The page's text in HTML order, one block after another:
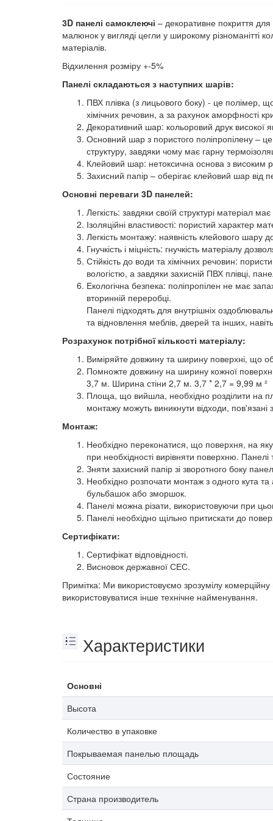
3D панелі самоклеючі – декоративне покриття
малюнок у вигляді цегли у широкому різноманітті
матеріалів.
Відхилення розміру +-5%
Панелі складаються з наступних шарів:
ПВХ плівка (з лицьового боку) - це полімер,
хімічних речовин, а за рахунок аморфності
Декоративний шар: кольоровий друк високої
Основний шар з пористого поліпропілену –
структуру, завдяки чому має гарну
Клейовий шар: нетоксична основа з високим
Захисний папір – оберігає клейовий шар від
Основні переваги 3D панелей:
Легкість: завдяки своїй структурі матеріал
Ізоляційні властивості: пористий характер
Легкість монтажу: наявність клейового шару
Гнучкість і міцність: гнучкість матеріалу
Стійкість до води та хімічних речовин:
вологістю, а завдяки захисній ПВХ плівці,
Екологічна безпека: поліпропілен не має
вторинній переробці.
Панелі підходять для внутрішніх
та відновлення меблів, дверей та інших,
Розрахунок потрібної кількості матеріалу:
Виміряйте довжину та ширину поверхні, що
Помножте довжину на ширину кожної
3,7 м. Ширина стіни 2,7 м. 3,7 * 2,7 = 9,99 м ²
Площа, що вийшла, необхідно розділити на
монтажу можуть виникнути відходи,
Монтаж:
Необхідно переконатися, що поверхня, на
при необхідності вирівняти поверхню.
Зняти захисний папір зі зворотного боку
Необхідно розпочати монтаж з одного кута
бульбашок або зморшок.
Панелі можна різати, використовуючи при
Панелі необхідно щільно притискати до
Сертифікати:
Сертифікат відповідності.
Висновок державної СЕС.
Примітка: Ми використовуємо зрозумілу
використовуватися інше технічне найменування.
Характеристики
Основні
Высота
Количество в упаковке
Покрываемая панелью площадь
Состояние
Страна производитель